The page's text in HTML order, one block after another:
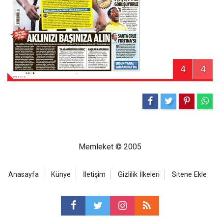
4 4
Memleket © 2005
Anasayfa Künye İletişim Gizlilik İlkeleri Sitene Ekle